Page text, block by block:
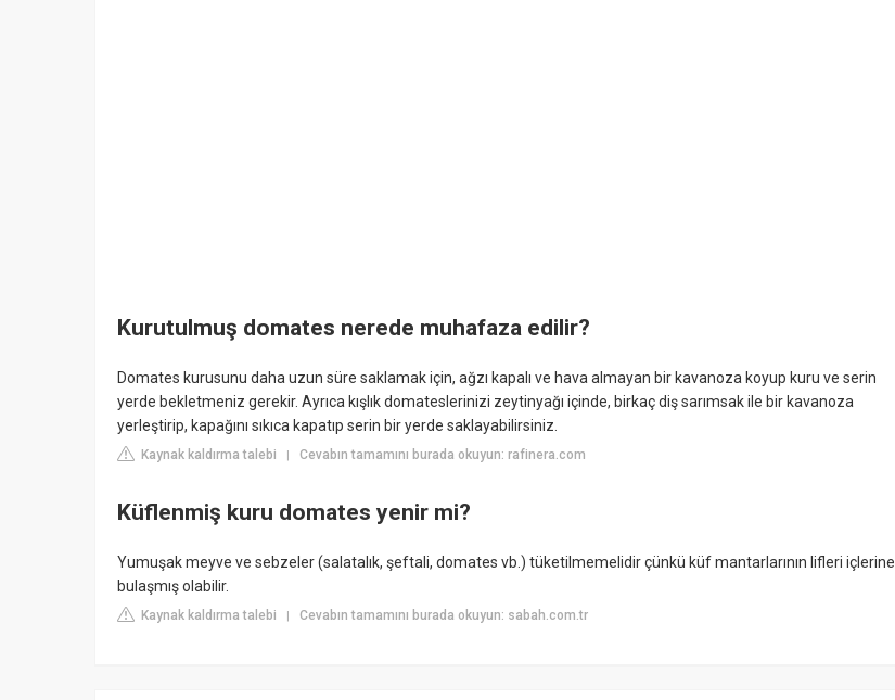
Kurutulmuş domates nerede muhafaza edilir?
Domates kurusunu daha uzun süre saklamak için, ağzı kapalı ve hava almayan bir kavanoza koyup kuru ve serin
yerde bekletmeniz gerekir. Ayrıca kışlık domateslerinizi zeytinyağı içinde, birkaç diş sarımsak ile bir kavanoza
yerleştirip, kapağını sıkıca kapatıp serin bir yerde saklayabilirsiniz.
Kaynak kaldırma talebi | Cevabın tamamını burada okuyun: rafinera.com
Küflenmiş kuru domates yenir mi?
Yumuşak meyve ve sebzeler (salatalık, şeftali, domates vb.) tüketilmemelidir çünkü küf mantarlarının lifleri içlerine
bulaşmış olabilir.
Kaynak kaldırma talebi | Cevabın tamamını burada okuyun: sabah.com.tr